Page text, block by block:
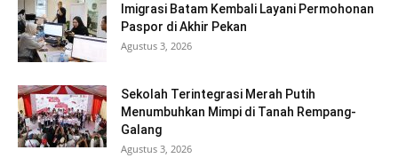
Imigrasi Batam Kembali Layani Permohonan
Paspor di Akhir Pekan
Agustus 3, 2026
Sekolah Terintegrasi Merah Putih
Menumbuhkan Mimpi di Tanah Rempang-
Galang
Agustus 3, 2026